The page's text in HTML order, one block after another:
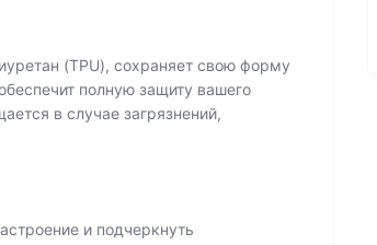
(TPU), сохраняет свою форму
полную защиту вашего
в случае загрязнений,
и подчеркнуть